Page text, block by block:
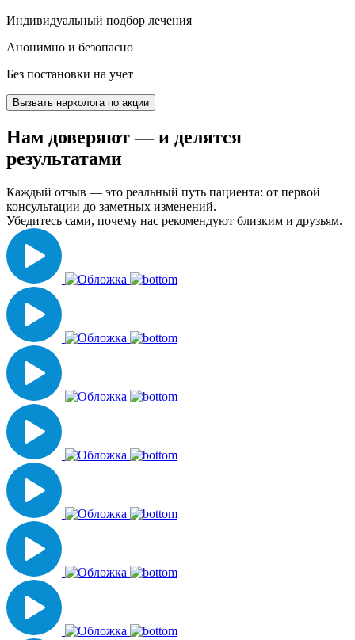
Индивидуальный подбор лечения
Анонимно и безопасно
Без постановки на учет
Вызвать нарколога по акции
Нам доверяют— и делятся
результатами
Каждый отзыв — это реальный путь пациента: от первой
консультации до заметных изменений.
Убедитесь сами, почему нас рекомендуют близким и друзьям.